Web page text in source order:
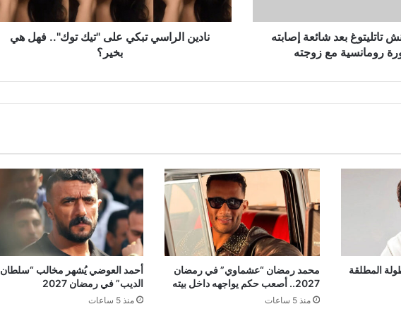
تاتليتوغ بعد شائعة إصابته
رومانسية مع زوجته
هي
بخير؟
نادين الراسي تبكي على "تيك توك".. فهل هي
بخير؟
المطلقة
محمد رمضان “عشماوي” في رمضان
2027.. أصعب حكم يواجهه داخل بيته
منذ 5 ساعات
أحمد العوضي يُشهر مخالب “سلطان
الديب” في رمضان 2027
منذ 5 ساعات